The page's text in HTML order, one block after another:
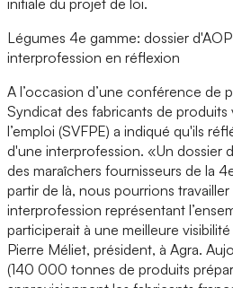
Légumes 4e gamme: dossier
interprofession en réflexion
A l’occasion d’une conférence de
Syndicat des fabricants de produits
l’emploi (SVFPE) a indiqué qu'ils
d'une interprofession. «Un dossier
des maraîchers fournisseurs de la
partir de là, nous pourrions
interprofession représentant
participerait à une meilleure
Pierre Méliet, président, à Agra.
(140 000 tonnes de produits